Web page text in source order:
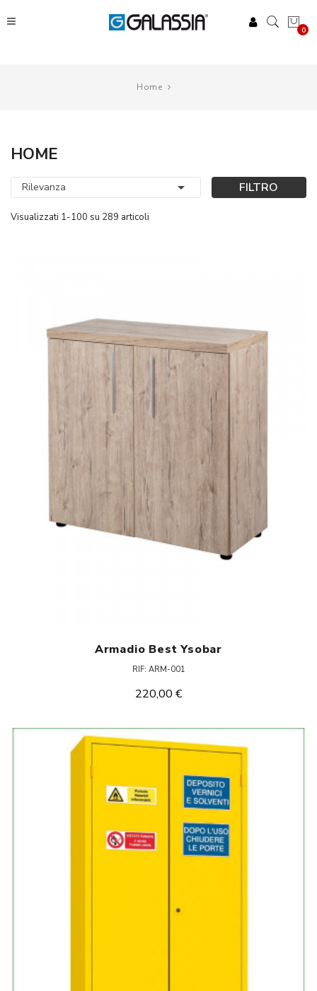
0
Home
HOME
Rilevanza  FILTRO
Visualizzati 1-100 su 289 articoli
Armadio Best Ysobar
RIF: ARM-001
220,00 €